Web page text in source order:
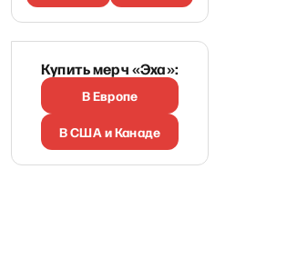
Купить мерч «Эха»:
В Европе
В США и Канаде